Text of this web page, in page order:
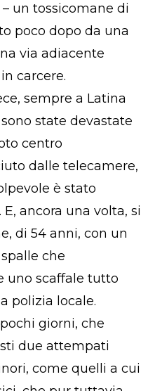
un tossicomane di
poco dopo da una
via adiacente
carcere.
sempre a Latina
state devastate
centro
dalle telecamere,
è stato
ancora una volta, si
di 54 anni, con un
che
uno scaffale tutto
polizia locale.
giorni, che
due attempati
come quelli a cui